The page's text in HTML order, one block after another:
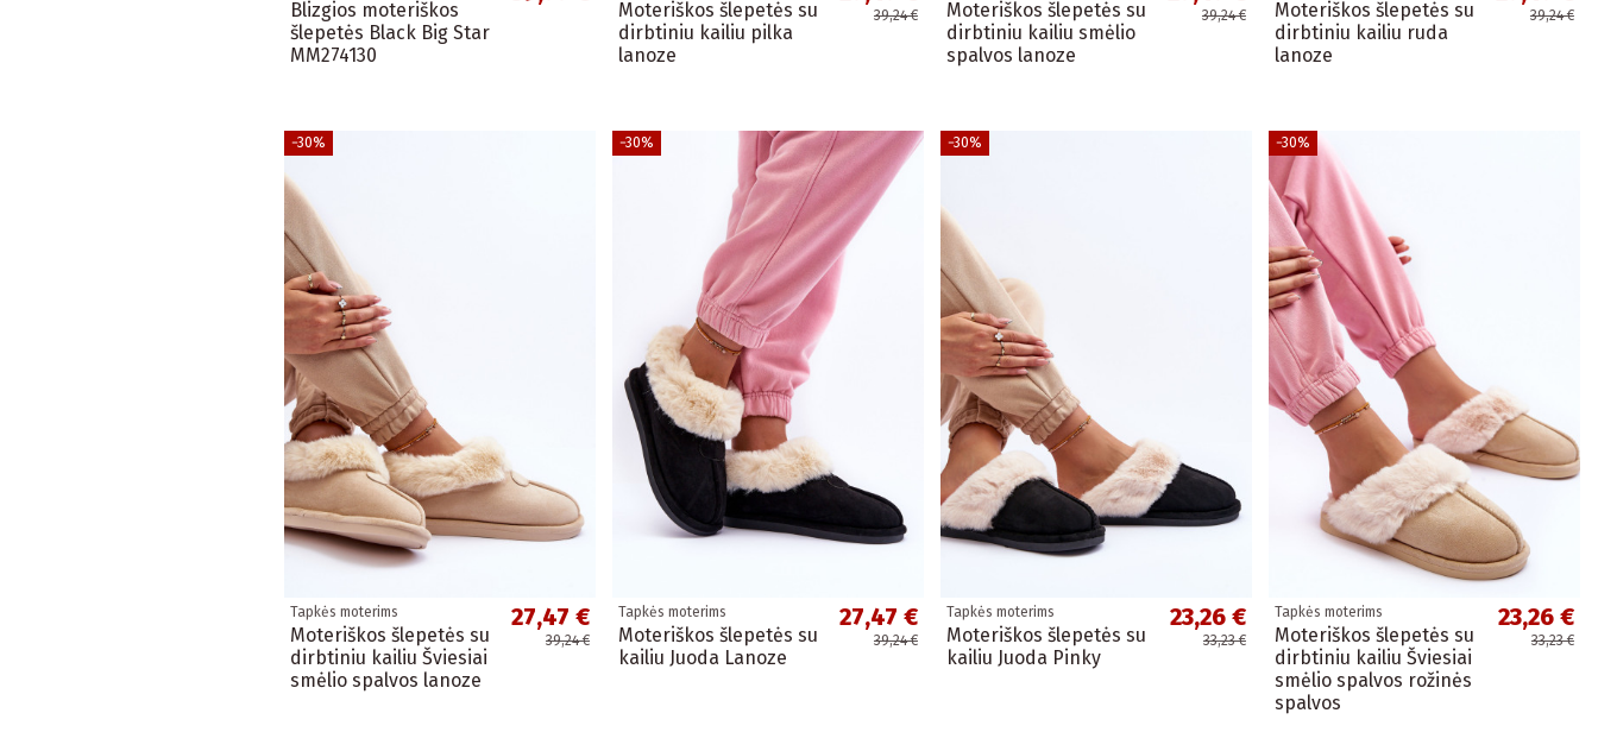
Blizgios moteriškos
šlepetės Black Big Star
MM274130
Moteriškos šlepetės su
dirbtiniu kailiu pilka
lanoze
39,24 €
Moteriškos šlepetės su
dirbtiniu kailiu smėlio
spalvos lanoze
39,24 €
Moteriškos šlepetės su
dirbtiniu kailiu ruda
lanoze
39,24 €
−30%
Tapkės moterims
Moteriškos šlepetės su
dirbtiniu kailiu Šviesiai
smėlio spalvos lanoze
27,47 €
39,24 €
−30%
Tapkės moterims
Moteriškos šlepetės su
kailiu Juoda Lanoze
27,47 €
39,24 €
−30%
Tapkės moterims
Moteriškos šlepetės su
kailiu Juoda Pinky
23,26 €
33,23 €
−30%
Tapkės moterims
Moteriškos šlepetės su
dirbtiniu kailiu Šviesiai
smėlio spalvos rožinės
spalvos
23,26 €
33,23 €